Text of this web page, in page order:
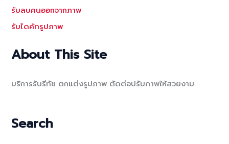
รับลบคนออกจากภาพ
รับไดคัทรูปภาพ
About This Site
บริการรับรีทัช ตกแต่งรูปภาพ ตัดต่อปรับภาพให้สวยงาม
Search